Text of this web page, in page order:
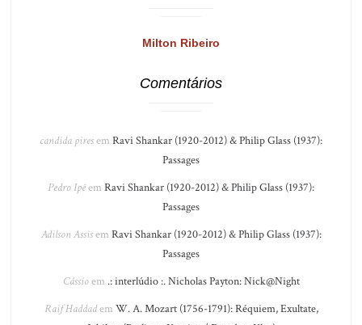
Milton Ribeiro
Comentários
candida piresem Ravi Shankar (1920-2012) & Philip Glass (1937):
Passages
Pedro Ipêem Ravi Shankar (1920-2012) & Philip Glass (1937):
Passages
Adilson Assisem Ravi Shankar (1920-2012) & Philip Glass (1937):
Passages
Cássioem .: interlúdio :. Nicholas Payton: Nick@Night
Raif Haddadem W. A. Mozart (1756-1791): Réquiem, Exultate,